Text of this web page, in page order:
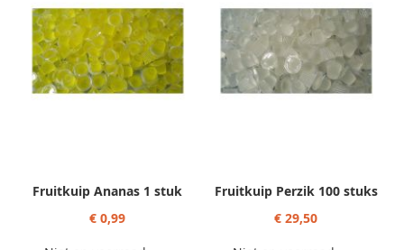
Fruitkuip Ananas 1 stuk
€ 0,99
Fruitkuip Perzik 100 stuks
€ 29,50